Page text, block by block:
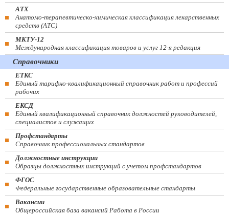
АТХ
Анатомо-терапевтическо-химическая классификация лекарственных
средств (ATC)
МКТУ-12
Международная классификация товаров и услуг 12-я редакция
Справочники
ЕТКС
Единый тарифно-квалификационный справочник работ и профессий
рабочих
ЕКСД
Единый квалификационный справочник должностей руководителей,
специалистов и служащих
Профстандарты
Справочник профессиональных стандартов
Должностные инструкции
Образцы должностных инструкций с учетом профстандартов
ФГОС
Федеральные государственные образовательные стандарты
Вакансии
Общероссийская база вакансий Работа в России